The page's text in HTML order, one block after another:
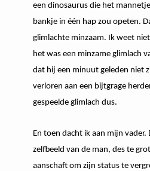
een dinosaurus die het
bankje in één hap zou opeten.
glimlachte minzaam. Ik weet
het was een minzame glimlach
dat hij een minuut geleden niet
verloren aan een bijtgrage
gespeelde glimlach dus.
En toen dacht ik aan mijn vader.
zelfbeeld van de man, des te
aanschaft om zijn status te